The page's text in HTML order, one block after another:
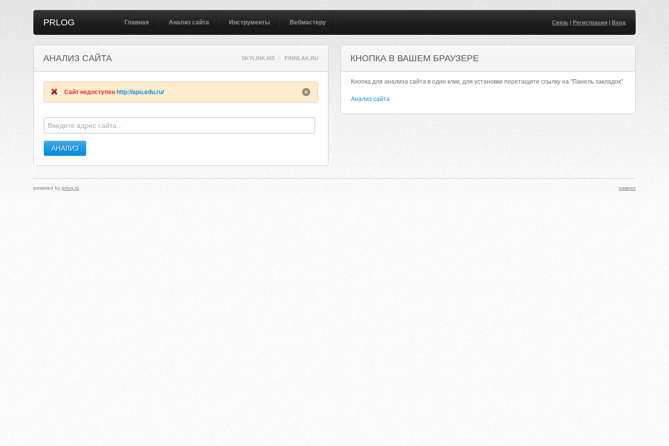
PRLOG Главная Анализ сайта Инструменты Вебмастеру Связь| Регистрация| Вход
АНАЛИЗ САЙТА SKYLINK.MS FINNLAK.RU
Сайт недоступен http://apu.edu.ru/
КНОПКА В ВАШЕМ БРАУЗЕРЕ
Кнопка для анализа сайта в один клик, для установки перетащите ссылку на "Панель закладок"
Анализ сайта
powered byprlog.ru наверх